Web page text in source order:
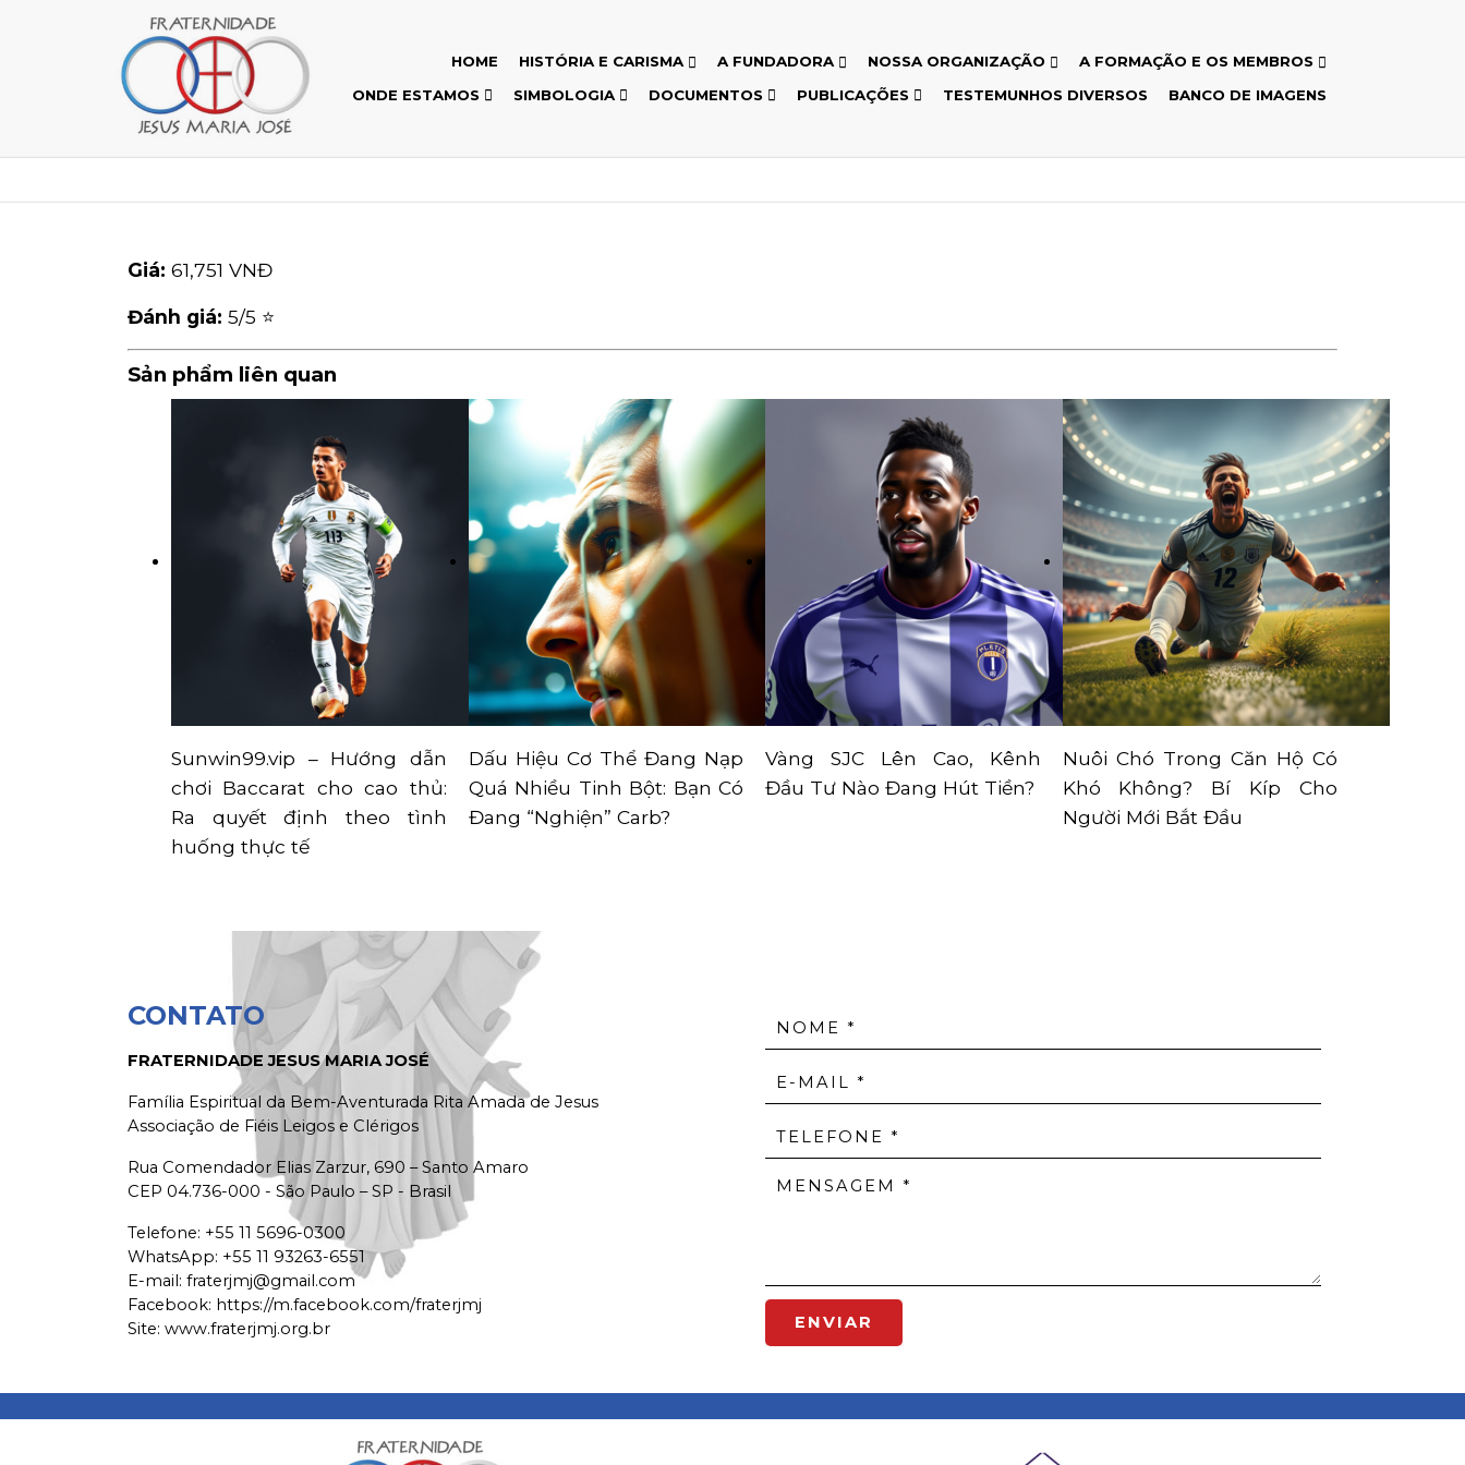
HOME HISTÓRIA E CARISMA A FUNDADORA NOSSA ORGANIZAÇÃO
A FORMAÇÃO E OS MEMBROS
ONDE ESTAMOS
SIMBOLOGIA DOCUMENTOS PUBLICAÇÕES TESTEMUNHOS DIVERSOS BANCO DE IMAGENS
Giá: 61,751 VNĐ
Đánh giá: 5/5 ⭐
Sản phẩm liên quan
Sunwin99.vip – Hướng dẫn
chơi Baccarat cho cao thủ:
Ra quyết định theo tình
huống thực tế
Dấu Hiệu Cơ Thể Đang Nạp
Quá Nhiều Tinh Bột: Bạn Có
Đang “Nghiện” Carb?
Vàng SJC Lên Cao, Kênh
Đầu Tư Nào Đang Hút Tiền?
Nuôi Chó Trong Căn Hộ Có
Khó Không? Bí Kíp Cho
Người Mới Bắt Đầu
CONTATO
FRATERNIDADE JESUS MARIA JOSÉ
Família Espiritual da Bem-Aventurada Rita Amada de Jesus
Associação de Fiéis Leigos e Clérigos
Rua Comendador Elias Zarzur, 690 – Santo Amaro
CEP 04.736-000 - São Paulo – SP - Brasil
Telefone: +55 11 5696-0300
WhatsApp: +55 11 93263-6551
E-mail: fraterjmj@gmail.com
Facebook: https://m.facebook.com/fraterjmj
Site: www.fraterjmj.org.br
ENVIAR